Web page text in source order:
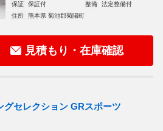
保証
保証付 整備
法定整備付
住所
熊本県 菊池郡菊陽町
見積もり・在庫確認
グセレクション GRスポーツ